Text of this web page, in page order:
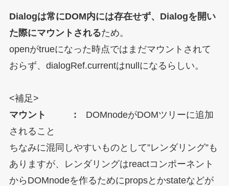
Dialogは常にDOM内には存在せず、Dialogを開い
た際にマウントされるため。
openがtrueになった時点ではまだマウントされて
おらず、dialogRef.currentはnullになるらしい。
<補足>
マウント : DOMnodeがDOMツリーに追加
されること
ちなみに混同しやすいものとして”レンダリング”も
ありますが、レンダリングはreactコンポーネント
からDOMnodeを作るためにpropsとかstateなどが